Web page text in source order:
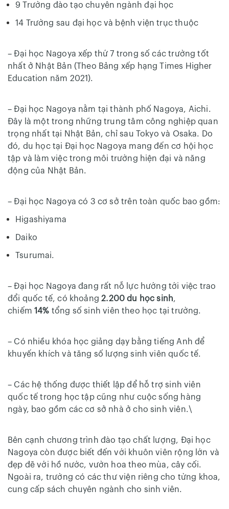
9 Trường đào tạo chuyên ngành đại học
14 Trường sau đại học và bệnh viện trục thuộc
– Đại học Nagoya xếp thứ 7 trong số các trường tốt
nhất ở Nhật Bản (Theo Bảng xếp hạng Times Higher
Education năm 2021).
– Đại học Nagoya nằm tại thành phố Nagoya, Aichi.
Đây là một trong những trung tâm công nghiệp quan
trọng nhất tại Nhật Bản, chỉ sau Tokyo và Osaka. Do
đó, du học tại Đại học Nagoya mang đến cơ hội học
tập và làm việc trong môi trường hiện đại và năng
động của Nhật Bản.
– Đại học Nagoya có 3 cơ sở trên toàn quốc bao gồm:
Higashiyama
Daiko
Tsurumai.
– Đại học Nagoya đang rất nỗ lực hướng tới việc trao
đổi quốc tế, có khoảng 2.200 du học sinh,
chiếm 14% tổng số sinh viên theo học tại trường.
– Có nhiều khóa học giảng dạy bằng tiếng Anh để
khuyến khích và tăng số lượng sinh viên quốc tế.
– Các hệ thống được thiết lập để hỗ trợ sinh viên
quốc tế trong học tập cũng như cuộc sống hàng
ngày, bao gồm các cơ sở nhà ở cho sinh viên.\
Bên cạnh chương trình đào tạo chất lượng, Đại học
Nagoya còn được biết đến với khuôn viên rộng lớn và
đẹp đẽ với hồ nước, vườn hoa theo mùa, cây cối.
Ngoài ra, trường có các thư viện riêng cho từng khoa,
cung cấp sách chuyên ngành cho sinh viên.